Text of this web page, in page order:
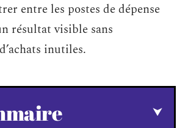
entre les postes de dépense
résultat visible sans
inutiles.